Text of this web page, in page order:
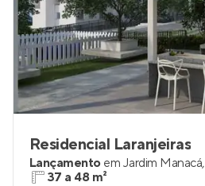
Residencial Laranjeiras
Lançamento em Jardim Manacá,
37 a 48 m²